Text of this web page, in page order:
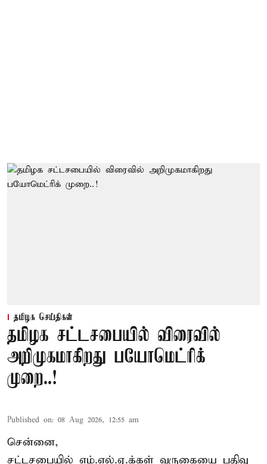
தமிழக செய்திகள்
தமிழக சட்டசபையில் விரைவில்
அறிமுகமாகிறது பயோமெட்ரிக்
முறை..!
Published on: 08 Aug 2026, 12:55 am
சென்னை,
சட்டசபையில் எம்.எல்.ஏ.க்கள் வருகையை பதிவு